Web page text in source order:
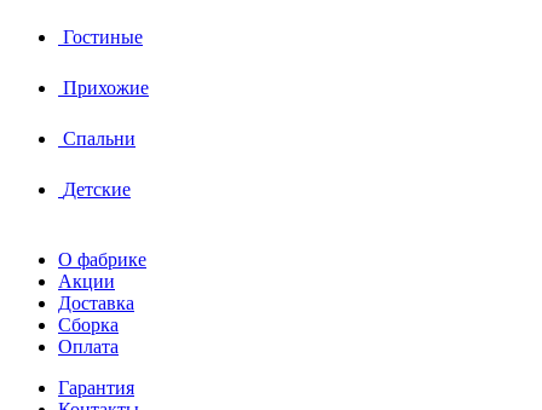
Гостиные
Прихожие
Спальни
Детские
О фабрике
Акции
Доставка
Сборка
Оплата
Гарантия